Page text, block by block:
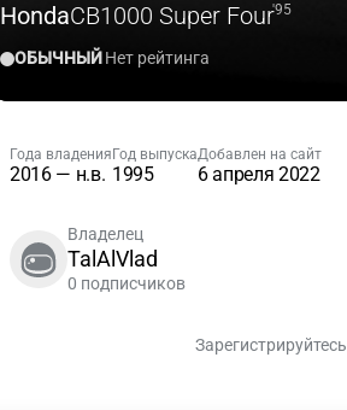
HondaCB1000 Super Four'95
ОБЫЧНЫЙНет рейтинга
Года владения
2016 — н.в.
Год выпуска
1995
Добавлен на сайт
6 апреля 2022
Владелец
TalAlVlad
0 подписчиков
Зарегистрируйтесь